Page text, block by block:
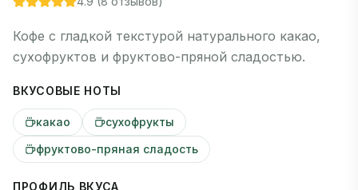
В каталог
Кофе с гладкой текстурой натурального какао,
сухофруктов и фруктово-пряной сладостью.
ВКУСОВЫЕ НОТЫ
какао
сухофрукты
фруктово-пряная сладость
ПРОФИЛЬ ВКУСА